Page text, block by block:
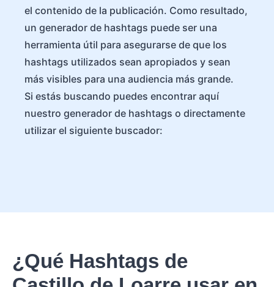
el contenido de la publicación. Como resultado,
un generador de hashtags puede ser una
herramienta útil para asegurarse de que los
hashtags utilizados sean apropiados y sean
más visibles para una audiencia más grande.
Si estás buscando puedes encontrar aquí
nuestro generador de hashtags o directamente
utilizar el siguiente buscador:
¿Qué Hashtags de